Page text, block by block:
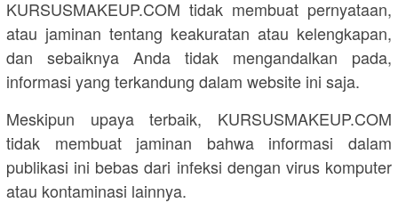
KURSUSMAKEUP.COM tidak membuat pernyataan,
atau jaminan tentang keakuratan atau kelengkapan,
dan sebaiknya Anda tidak mengandalkan pada,
informasi yang terkandung dalam website ini saja.
Meskipun upaya terbaik, KURSUSMAKEUP.COM
tidak membuat jaminan bahwa informasi dalam
publikasi ini bebas dari infeksi dengan virus komputer
atau kontaminasi lainnya.